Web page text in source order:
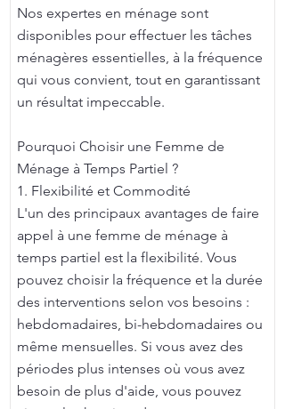
Nos expertes en ménage sont
disponibles pour effectuer les tâches
ménagères essentielles, à la fréquence
qui vous convient, tout en garantissant
un résultat impeccable.
Pourquoi Choisir une Femme de
Ménage à Temps Partiel ?
1. Flexibilité et Commodité
L'un des principaux avantages de faire
appel à une femme de ménage à
temps partiel est la flexibilité. Vous
pouvez choisir la fréquence et la durée
des interventions selon vos besoins :
hebdomadaires, bi-hebdomadaires ou
même mensuelles. Si vous avez des
périodes plus intenses où vous avez
besoin de plus d'aide, vous pouvez